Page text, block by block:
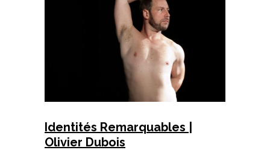
Identités Remarquables |
Olivier Dubois